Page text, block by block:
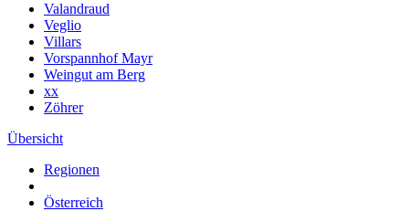
Valandraud
Veglio
Villars
Vorspannhof Mayr
Weingut am Berg
xx
Zöhrer
Übersicht
Regionen
Österreich